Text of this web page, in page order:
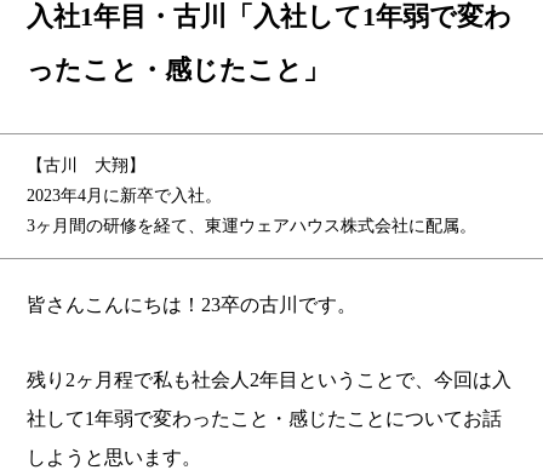
入社1年目・古川「入社して1年弱で変わ
ったこと・感じたこと」
【古川 大翔】
2023年4月に新卒で入社。
3ヶ月間の研修を経て、東運ウェアハウス株式会社に配属。
皆さんこんにちは！23卒の古川です。
残り2ヶ月程で私も社会人2年目ということで、今回は入
社して1年弱で変わったこと・感じたことについてお話
しようと思います。